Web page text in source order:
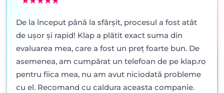
De la început până la sfârșit, procesul a fost atât
de ușor și rapid! Klap a plătit exact suma din
evaluarea mea, care a fost un preț foarte bun. De
asemenea, am cumpărat un telefoan de pe klap.ro
pentru fiica mea, nu am avut niciodată probleme
cu el. Recomand cu caldura aceasta companie.